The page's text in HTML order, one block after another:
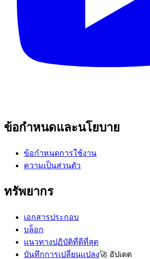
ข้อกำหนดและนโยบาย
ข้อกำหนดการใช้งาน
ความเป็นส่วนตัว
ทรัพยากร
เอกสารประกอบ
บล็อก
แนวทางปฏิบัติที่ดีที่สุด
บันทึกการเปลี่ยนแปลง🚀 อัปเดต